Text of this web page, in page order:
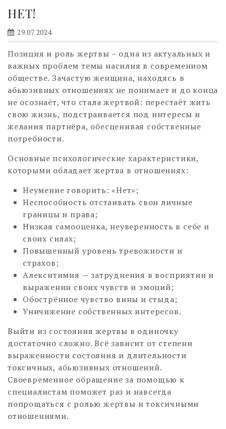
НЕТ!
29.07.2024
Позиция и роль жертвы – одна из актуальных и
важных проблем темы насилия в современном
обществе. Зачастую женщина, находясь в
абьюзивных отношениях не понимает и до конца
не осознаёт, что стала жертвой: перестаёт жить
свою жизнь, подстраивается под интересы и
желания партнёра, обесценивая собственные
потребности.
Основные психологические характеристики,
которыми обладает жертва в отношениях:
Неумение говорить: «Нет»;
Неспособность отстаивать свои личные
границы и права;
Низкая самооценка, неуверенность в себе и
своих силах;
Повышенный уровень тревожности и
страхов;
Алекситимия — затруднения в восприятии и
выражении своих чувств и эмоций;
Обострённое чувство вины и стыда;
Уничижение собственных интересов.
Выйти из состояния жертвы в одиночку
достаточно сложно. Всё зависит от степени
выраженности состояния и длительности
токсичных, абьюзивных отношений.
Своевременное обращение за помощью к
специалистам поможет раз и навсегда
попрощаться с ролью жертвы и токсичными
отношениями.